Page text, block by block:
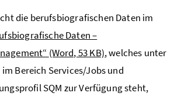
die berufsbiografischen Daten im
Daten –
(Word, 53 KB), welches unter
Bereich Services/Jobs und
SQM zur Verfügung steht,